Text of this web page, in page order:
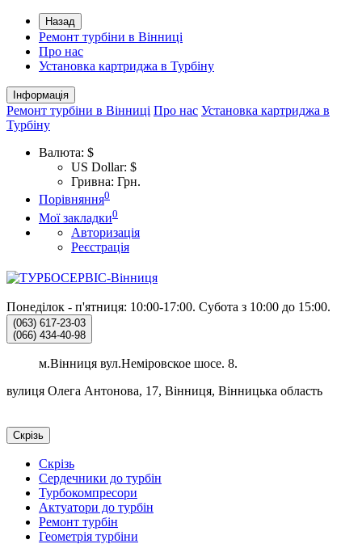
Назад
Ремонт турбіни в Вінниці
Про нас
Установка картриджа в Турбіну
Інформація
Ремонт турбіни в Вінниці Про нас Установка картриджа в
Турбіну
Валюта: $
US Dollar: $
Гривна: Грн.
Порівняння0
Мої закладки0
Авторизація
Реєстрація
Понеділок - п'ятниця: 10:00-17:00. Субота з 10:00 до 15:00.
(063) 617-23-03
(066) 434-40-98
м.Вінниця вул.Неміровское шосе. 8.
вулиця Олега Антонова, 17, Вінниця, Вінницька область
Скрізь
Скрізь
Сердечники до турбін
Турбокомпресори
Актуатори до турбін
Ремонт турбін
Геометрія турбіни